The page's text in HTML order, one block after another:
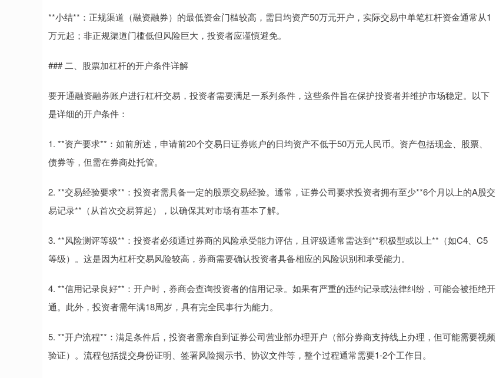
**小结**：正规渠道（融资融券）的最低资金门槛较高，需日均资产50万元开户，实际交易中单笔杠杆资金通常从1
万元起；非正规渠道门槛低但风险巨大，投资者应谨慎避免。
### 二、股票加杠杆的开户条件详解
要开通融资融券账户进行杠杆交易，投资者需要满足一系列条件，这些条件旨在保护投资者并维护市场稳定。以下
是详细的开户条件：
1. **资产要求**：如前所述，申请前20个交易日证券账户的日均资产不低于50万元人民币。资产包括现金、股票、
债券等，但需在券商处托管。
2. **交易经验要求**：投资者需具备一定的股票交易经验。通常，证券公司要求投资者拥有至少**6个月以上的A股交
易记录**（从首次交易算起），以确保其对市场有基本了解。
3. **风险测评等级**：投资者必须通过券商的风险承受能力评估，且评级通常需达到**积极型或以上**（如C4、C5
等级）。这是因为杠杆交易风险较高，券商需要确认投资者具备相应的风险识别和承受能力。
4. **信用记录良好**：开户时，券商会查询投资者的信用记录。如果有严重的违约记录或法律纠纷，可能会被拒绝开
通。此外，投资者需年满18周岁，具有完全民事行为能力。
5. **开户流程**：满足条件后，投资者需亲自到证券公司营业部办理开户（部分券商支持线上办理，但可能需要视频
验证）。流程包括提交身份证明、签署风险揭示书、协议文件等，整个过程通常需要1-2个工作日。